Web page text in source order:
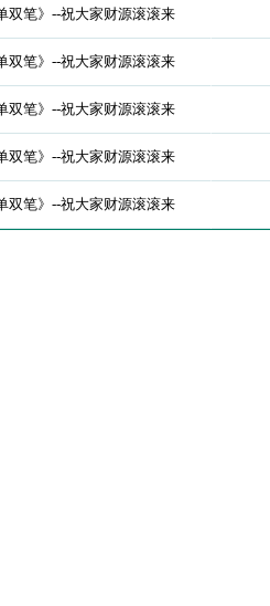
双笔》--祝大家财源滚滚来
双笔》--祝大家财源滚滚来
双笔》--祝大家财源滚滚来
双笔》--祝大家财源滚滚来
双笔》--祝大家财源滚滚来